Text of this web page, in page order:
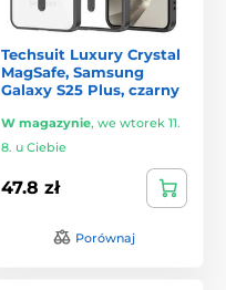
Techsuit Luxury Crystal
MagSafe, Samsung
Galaxy S25 Plus, czarny
W magazynie, we wtorek 11.
8. u Ciebie
47.8 zł
Porównaj